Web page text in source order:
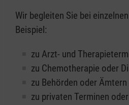
Wir begleiten Sie bei
Beispiel:
zu Arzt- und
zu Chemotherapie oder
zu Behörden oder Ämtern
zu privaten Terminen